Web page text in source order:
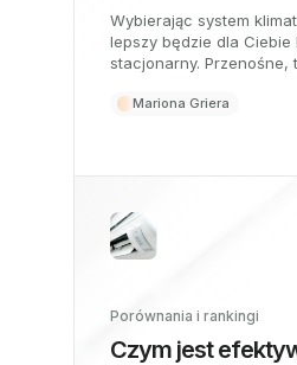
Wybierając system
lepszy będzie dla
stacjonarny. Przenośne,
budowlanych, idealne
Mariona Griera
Porównania i rankingi
Czym jest